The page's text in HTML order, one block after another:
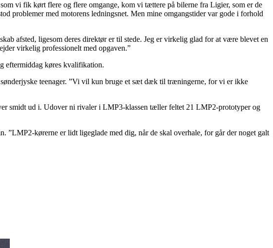
vi fik kørt flere og flere omgange, kom vi tættere på bilerne fra Ligier, som er de
problemer med motorens ledningsnet. Men mine omgangstider var gode i forhold
afsted, ligesom deres direktør er til stede. Jeg er virkelig glad for at være blevet en
virkelig professionelt med opgaven.”
eftermiddag køres kvalifikation.
teenager. ”Vi vil kun bruge et sæt dæk til træningerne, for vi er ikke
smidt ud i. Udover ni rivaler i LMP3-klassen tæller feltet 21 LMP2-prototyper og
”LMP2-kørerne er lidt ligeglade med dig, når de skal overhale, for går der noget galt